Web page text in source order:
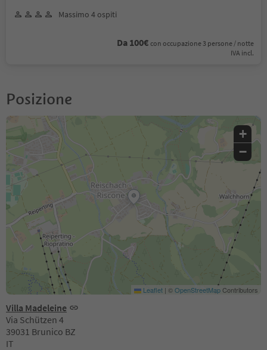
Massimo 4 ospiti
Da 100€ con occupazione 3 persone / notte
IVA incl.
Posizione
Villa Madeleine
Via Schützen 4
39031 Brunico BZ
IT
+
−
Leaflet | ©OpenStreetMapContributors